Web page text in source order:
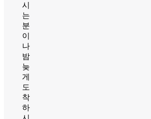
시
는
분
이
나
밤
늦
게
도
착
하